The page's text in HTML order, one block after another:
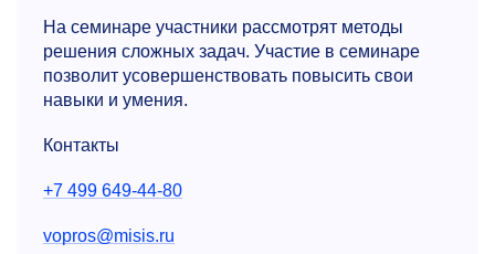
На семинаре участники рассмотрят методы
решения сложных задач. Участие в семинаре
позволит усовершенствовать повысить свои
навыки и умения.
Контакты
+7 499 649-44-80
vopros@misis.ru